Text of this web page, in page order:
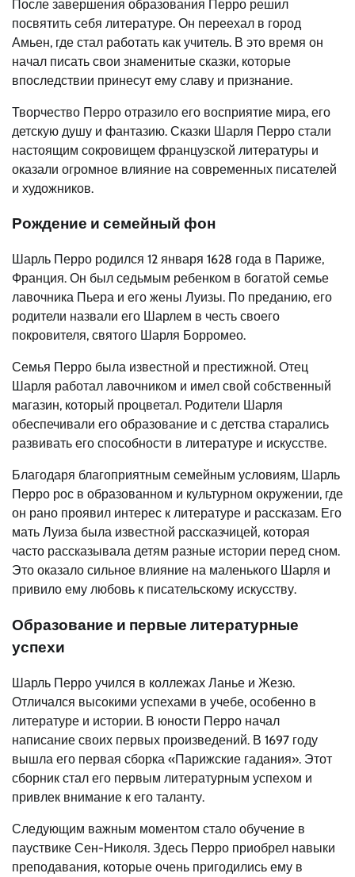
После завершения образования Перро решил
посвятить себя литературе. Он переехал в город
Амьен, где стал работать как учитель. В это время он
начал писать свои знаменитые сказки, которые
впоследствии принесут ему славу и признание.
Творчество Перро отразило его восприятие мира, его
детскую душу и фантазию. Сказки Шарля Перро стали
настоящим сокровищем французской литературы и
оказали огромное влияние на современных писателей
и художников.
Рождение и семейный фон
Шарль Перро родился 12 января 1628 года в Париже,
Франция. Он был седьмым ребенком в богатой семье
лавочника Пьера и его жены Луизы. По преданию, его
родители назвали его Шарлем в честь своего
покровителя, святого Шарля Борромео.
Семья Перро была известной и престижной. Отец
Шарля работал лавочником и имел свой собственный
магазин, который процветал. Родители Шарля
обеспечивали его образование и с детства старались
развивать его способности в литературе и искусстве.
Благодаря благоприятным семейным условиям, Шарль
Перро рос в образованном и культурном окружении, где
он рано проявил интерес к литературе и рассказам. Его
мать Луиза была известной рассказчицей, которая
часто рассказывала детям разные истории перед сном.
Это оказало сильное влияние на маленького Шарля и
привило ему любовь к писательскому искусству.
Образование и первые литературные
успехи
Шарль Перро учился в коллежах Ланье и Жезю.
Отличался высокими успехами в учебе, особенно в
литературе и истории. В юности Перро начал
написание своих первых произведений. В 1697 году
вышла его первая сборка «Парижские гадания». Этот
сборник стал его первым литературным успехом и
привлек внимание к его таланту.
Следующим важным моментом стало обучение в
пауствике Сен-Николя. Здесь Перро приобрел навыки
преподавания, которые очень пригодились ему в